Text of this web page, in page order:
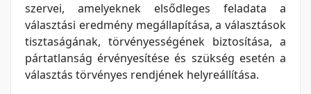
szervei, amelyeknek elsődleges feladata a
választási eredmény megállapítása, a választások
tisztaságának, törvényességének biztosítása, a
pártatlanság érvényesítése és szükség esetén a
választás törvényes rendjének helyreállítása.